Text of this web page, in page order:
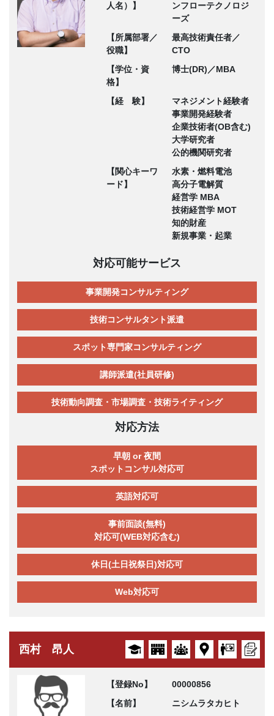
人名）】
ンフローテクノロジ
ーズ
【所属部署／
役職】
最高技術責任者／
CTO
【学位・資
格】
博士(DR)／MBA
【経 験】
マネジメント経験者
事業開発経験者
企業技術者(OB含む)
大学研究者
公的機関研究者
【関心キーワ
ード】
水素・燃料電池
高分子電解質
経営学 MBA
技術経営学 MOT
知的財産
新規事業・起業
対応可能サービス
事業開発コンサルティング
技術コンサルタント派遣
スポット専門家コンサルティング
講師派遣(社員研修)
技術動向調査・市場調査・技術ライティング
対応方法
早朝 or 夜間
スポットコンサル対応可
英語対応可
事前面談(無料)
対応可(WEB対応含む)
休日(土日祝祭日)対応可
Web対応可
西村 昂人
【登録No】
00000856
【名前】
ニシムラタカヒト